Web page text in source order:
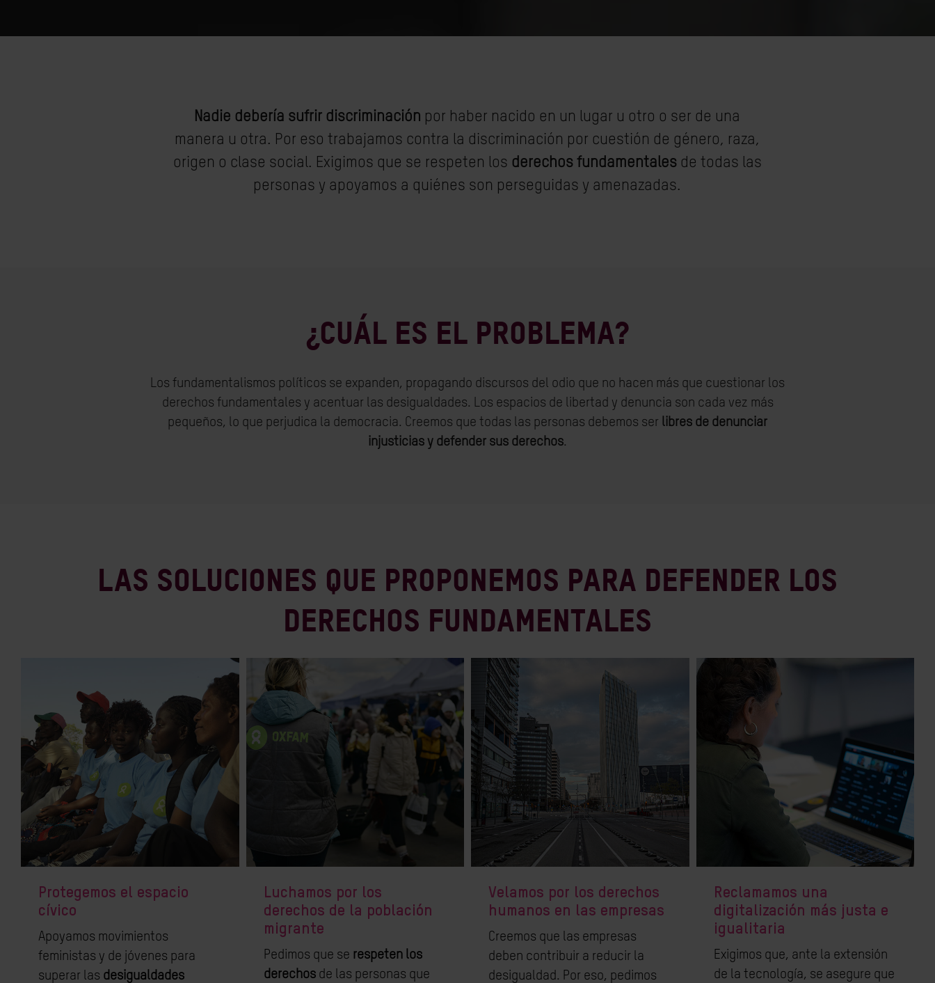
Nadie debería sufrir discriminación por haber nacido en un lugar u otro o ser de una
manera u otra. Por eso trabajamos contra la discriminación por cuestión de género, raza,
origen o clase social. Exigimos que se respeten los derechos fundamentalesde todas las
personas y apoyamos a quiénes son perseguidas y amenazadas.
¿CUÁL ES EL PROBLEMA?
Los fundamentalismos políticos se expanden, propagando discursos del odio que no hacen más que cuestionar los
derechos fundamentales y acentuar las desigualdades. Los espacios de libertad y denuncia son cada vez más
pequeños, lo que perjudica la democracia. Creemos que todas las personas debemos ser libres de denunciar
injusticias y defender sus derechos.
Las soluciones que proponemos para defender los
derechos fundamentales
Protegemos el espacio
cívico
Apoyamos movimientos
feministas y de jóvenes para
superar las desigualdades
Luchamos por los
derechos de la población
migrante
Pedimos que se respeten los
derechosde las personas que
Velamos por los derechos
humanos en las empresas
Creemos que las empresas
deben contribuir a reducir la
desigualdad. Por eso, pedimos
Reclamamos una
digitalización más justa e
igualitaria
Exigimos que, ante la extensión
de la tecnología, se asegure que